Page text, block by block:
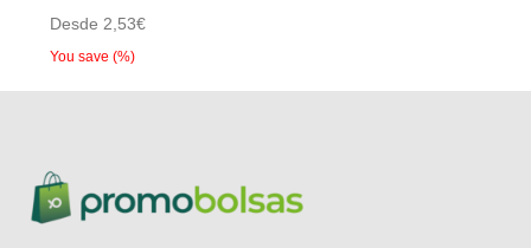
Desde 2,53€
You save (%)